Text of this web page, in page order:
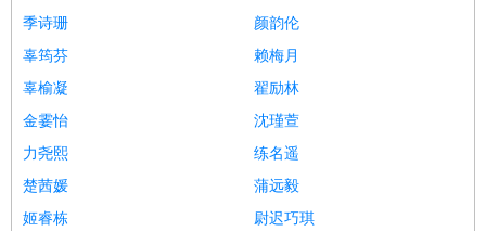
季诗珊
颜韵伦
辜筠芬
赖梅月
辜榆凝
翟励林
金霎怡
沈瑾萱
力尧熙
练名遥
楚茜媛
蒲远毅
姬睿栋
尉迟巧琪